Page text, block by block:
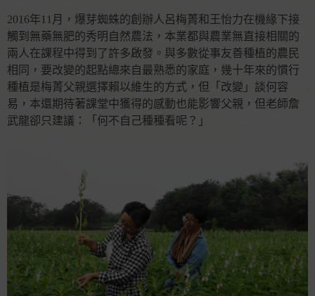
2016年11月，爆芽蜘蛛的創辦人呂梅菁和王怡力在機緣下接
觸到無藥無肥的秀明自然農法，本業都與農業無直接相關的
兩人在課程中得到了許多啟發。與多數從事友善種植的農民
相同，要改變的起點總來自最熟悉的家庭，幾十年來的慣行
種植是梅菁父親選擇賴以維生的方式，但「改變」談何容
易，本還期待著課堂中獲得的感動也能影響父親，但老師詹
武龍卻只建議：「何不自己種種看呢？」